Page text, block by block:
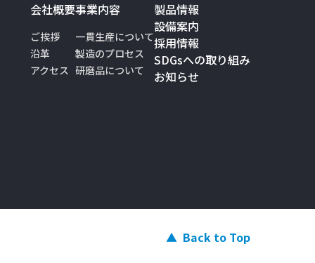
会社概要
ご挨拶
沿革
アクセス
事業内容
一貫生産について
製造のプロセス
研磨品について
製品情報
設備案内
採用情報
SDGsへの取り組み
お知らせ
Back to Top